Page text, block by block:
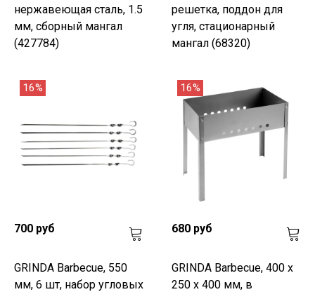
нержавеющая сталь, 1.5
мм, сборный мангал
(427784)
решетка, поддон для
угля, стационарный
мангал (68320)
16%
700 руб
GRINDA Barbecue, 550
мм, 6 шт, набор угловых
16%
680 руб
GRINDA Barbecue, 400 х
250 х 400 мм, в